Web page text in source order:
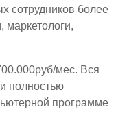
сотрудников более
мес. Вся
полностью
программе